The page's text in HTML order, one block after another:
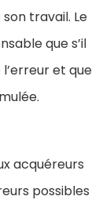
travail. Le
que s’il
et que
acquéreurs
possibles